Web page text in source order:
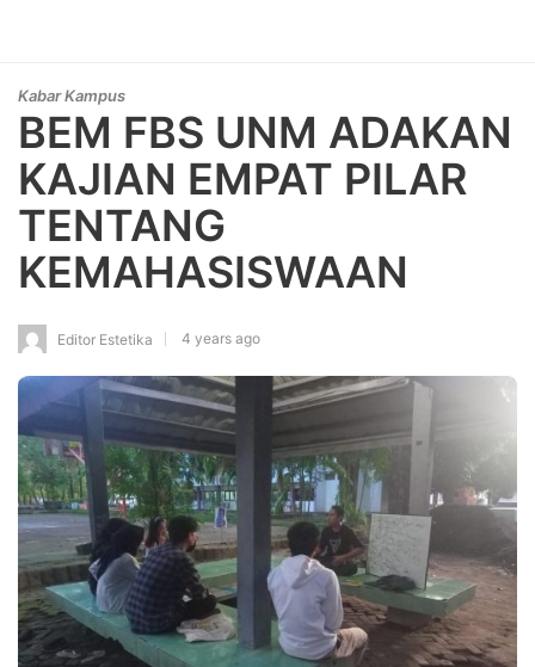
Kabar Kampus
BEM FBS UNM ADAKAN
KAJIAN EMPAT PILAR
TENTANG
KEMAHASISWAAN
Editor Estetika 4 years ago